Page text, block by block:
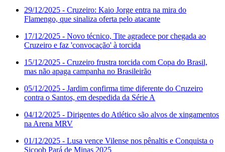
29/12/2025 - Cruzeiro: Kaio Jorge entra na mira do
Flamengo, que sinaliza oferta pelo atacante
17/12/2025 - Novo técnico, Tite agradece por chegada ao
Cruzeiro e faz 'convocação' à torcida
15/12/2025 - Cruzeiro frustra torcida com Copa do Brasil,
mas não apaga campanha no Brasileirão
05/12/2025 - Jardim confirma time diferente do Cruzeiro
contra o Santos, em despedida da Série A
04/12/2025 - Dirigentes do Atlético são alvos de xingamentos
na Arena MRV
01/12/2025 - Lusa vence Vilense nos pênaltis e Conquista o
Sicoob Pará de Minas 2025